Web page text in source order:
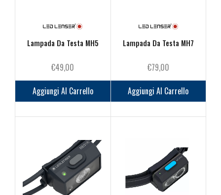
Lampada Da Testa MH5
€49,00
Aggiungi Al Carrello
Lampada Da Testa MH7
€79,00
Aggiungi Al Carrello